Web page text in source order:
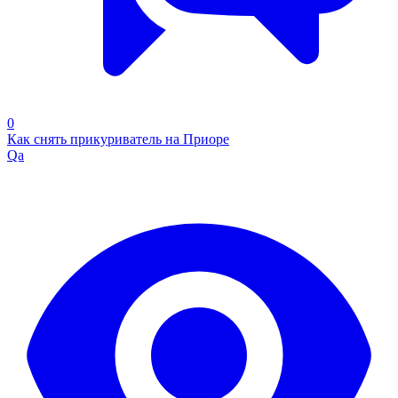
0
Как снять прикуриватель на Приоре
Qa